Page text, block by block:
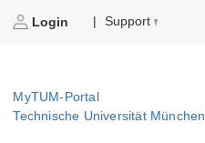
Login | Support
MyTUM-Portal
Technische Universität München